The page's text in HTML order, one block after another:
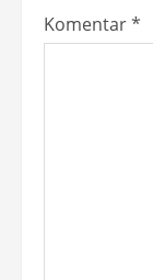
Komentar*